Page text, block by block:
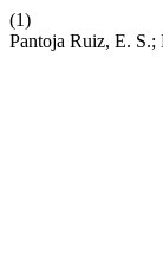
(1)
Pantoja Ruiz, E.